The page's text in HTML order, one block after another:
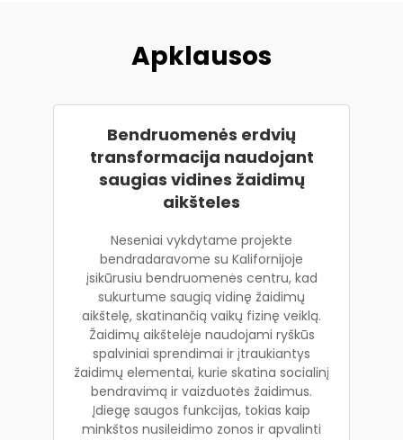
Apklausos
Bendruomenės erdvių
transformacija naudojant
saugias vidines žaidimų
aikšteles
Neseniai vykdytame projekte
bendradaravome su Kalifornijoje
įsikūrusiu bendruomenės centru, kad
sukurtume saugią vidinę žaidimų
aikštelę, skatinančią vaikų fizinę veiklą.
Žaidimų aikštelėje naudojami ryškūs
spalviniai sprendimai ir įtraukiantys
žaidimų elementai, kurie skatina socialinį
bendravimą ir vaizduotės žaidimus.
Įdiegę saugos funkcijas, tokias kaip
minkštos nusileidimo zonos ir apvalinti